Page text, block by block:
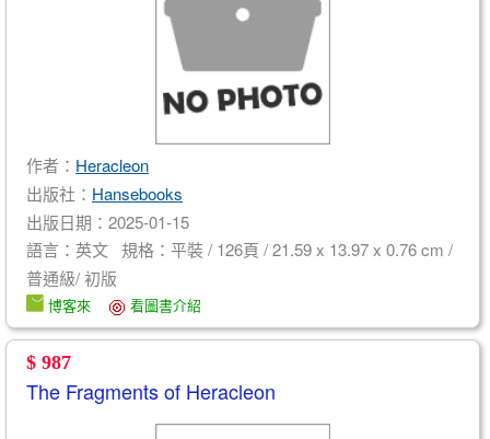
作者： Heracleon
出版社： Hansebooks
出版日期：2025-01-15
語言：英文 規格：平裝 / 126頁 / 21.59 x 13.97 x 0.76 cm /
普通級/ 初版
博客來 看圖書介紹
$ 987
The Fragments of Heracleon